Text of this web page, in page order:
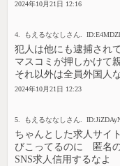
2024年10月21日 12:16
4. もえるななしさん.
犯人は他にも逮捕され
マスコミが押しかけて
それ以外は全員外国人
2024年10月21日 12:23
5. もえるななしさん.
ちゃんとした求人サイ
びこってるのに 匿名
SNS求人信用するなよ